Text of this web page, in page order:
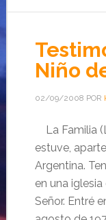
Niño
02/09/2008 POR
La Familia
estuve,
Argentina.
en una
Señor. Entré